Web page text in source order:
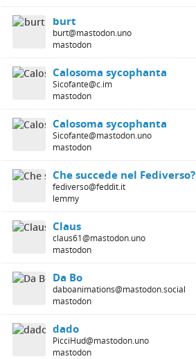
burt
burt@mastodon.uno
mastodon
Calosoma sycophanta
Sicofante@c.im
mastodon
Calosoma sycophanta
Sicofante@mastodon.uno
mastodon
Che succede nel Fediverso?
fediverso@feddit.it
lemmy
Claus
claus61@mastodon.uno
mastodon
Da Bo
daboanimations@mastodon.social
mastodon
dado
PicciHud@mastodon.uno
mastodon